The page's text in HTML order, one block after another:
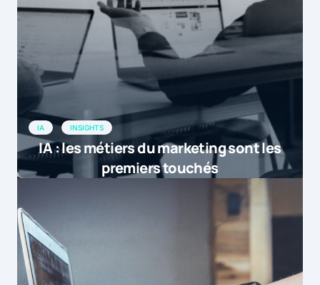
IA INSIGHTS
IA : les métiers du marketing sont les
premiers touchés